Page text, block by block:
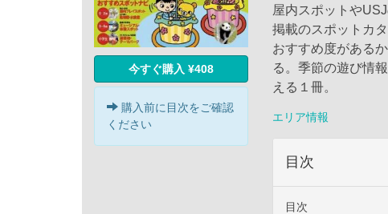
今すぐ購入 ¥408
購入前に目次をご確認
ください
屋内スポットや
掲載のスポットカ
おすすめ度がある
る。季節の遊び情
える１冊。
エリア情報
目次
目次